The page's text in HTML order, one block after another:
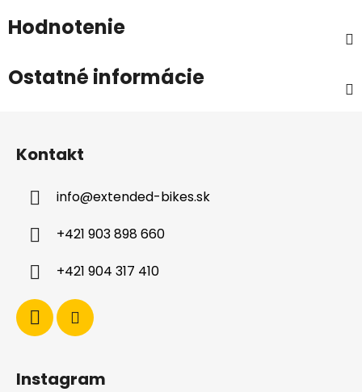
Hodnotenie
Ostatné informácie
Kontakt
info@extended-bikes.sk
+421 903 898 660
+421 904 317 410
Instagram